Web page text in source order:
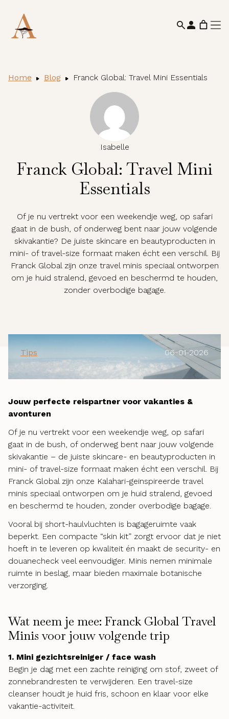
Home Blog Franck Global: Travel Mini Essentials
Isabelle
Franck Global: Travel Mini
Essentials
Of je nu vertrekt voor een weekendje weg, op safari
gaat in de bush, of onderweg bent naar jouw volgende
skivakantie? De juiste skincare en beautyproducten in
mini- of travel-size formaat maken écht een verschil. Bij
Franck Global zijn onze travel minis speciaal ontworpen
om je huid stralend, gevoed en beschermd te houden,
zonder overbodige bagage.
Tips 06-01-2026
Jouw perfecte reispartner voor vakanties &
avonturen
Of je nu vertrekt voor een weekendje weg, op safari
gaat in de bush, of onderweg bent naar jouw volgende
skivakantie – de juiste skincare- en beautyproducten in
mini- of travel-size formaat maken écht een verschil. Bij
Franck Global zijn onze Kalahari-geïnspireerde travel
minis speciaal ontworpen om je huid stralend, gevoed
en beschermd te houden, zonder overbodige bagage.
Vooral bij short-haulvluchten is bagageruimte vaak
beperkt. Een compacte “skin kit” zorgt ervoor dat je niet
hoeft in te leveren op kwaliteit én maakt de security- en
douanecheck veel eenvoudiger. Minis nemen minimale
ruimte in beslag, maar bieden maximale botanische
verzorging.
Wat neem je mee: Franck Global Travel
Minis voor jouw volgende trip
1. Mini gezichtsreiniger / face wash
Begin je dag met een zachte reiniging om stof, zweet of
zonnebrandresten te verwijderen. Een travel-size
cleanser houdt je huid fris, schoon en klaar voor elke
vakantie-activiteit.